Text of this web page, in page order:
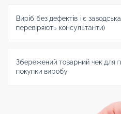
Виріб без дефектів і є
перевіряють консультанти)
Збережений товарний чек для
покупки виробу